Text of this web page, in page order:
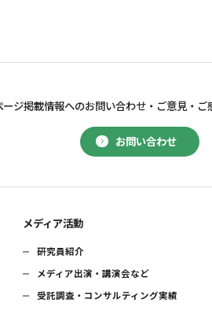
お問い合わせ
ジ掲載情報へのお問い合わせ・ ご意見・ご
メディア活動
研究員紹介
メディア出演・講演会など
受託調査・コンサルティング実績